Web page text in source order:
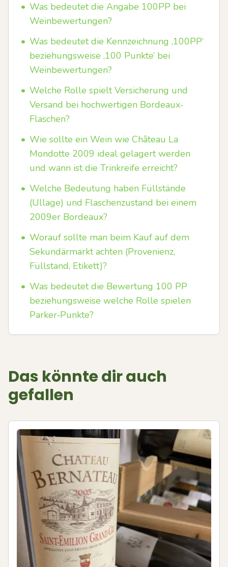
• Was bedeutet die Angabe 100PP bei
Weinbewertungen?
• Was bedeutet die Kennzeichnung ‚100PP‘
beziehungsweise ‚100 Punkte‘ bei
Weinbewertungen?
• Welche Rolle spielt Versicherung und
Versand bei hochwertigen Bordeaux-
Flaschen?
• Wie sollte ein Wein wie Château La
Mondotte 2009 ideal gelagert werden
und wann ist die Trinkreife erreicht?
• Welche Bedeutung haben Füllstände
(Ullage) und Flaschenzustand bei einem
2009er Bordeaux?
• Worauf sollte man beim Kauf auf dem
Sekundärmarkt achten (Provenienz,
Füllstand, Etikett)?
• Was bedeutet die Bewertung 100 PP
beziehungsweise welche Rolle spielen
Parker‑Punkte?
Das könnte dir auch
gefallen